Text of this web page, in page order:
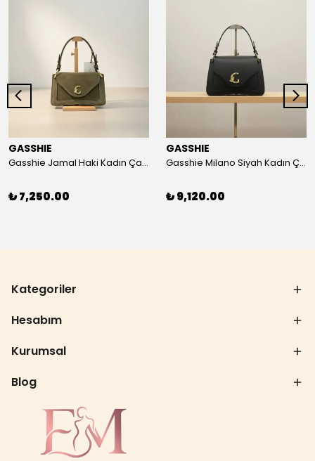
GASSHIE
Gasshie Jamal Haki Kadın Çanta 8644
₺ 7,250.00
GASSHIE
Gasshie Milano Siyah Kadın Çanta 8654
₺ 9,120.00
Kategoriler
Hesabım
Kurumsal
Blog